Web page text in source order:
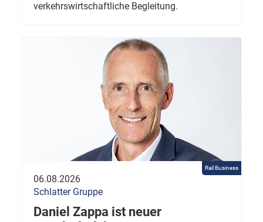
verkehrswirtschaftliche Begleitung.
Rail Business
06.08.2026
Schlatter Gruppe
Daniel Zappa ist neuer